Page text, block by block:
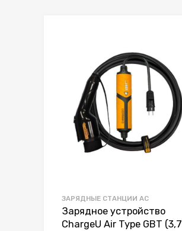
ЗАРЯДНЫЕ СТАНЦИИ AC
Зарядное устройство
ChargeU Air Type GBT (3,7